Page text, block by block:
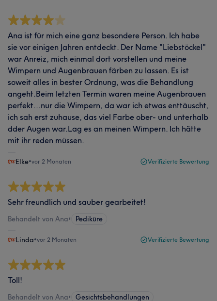
Ana ist für mich eine ganz besondere Person. Ich habe
sie vor einigen Jahren entdeckt. Der Name "Liebstöckel"
war Anreiz, mich einmal dort vorstellen und meine
Wimpern und Augenbrauen färben zu lassen. Es ist
soweit alles in bester Ordnung, was die Behandlung
angeht.Beim letzten Termin waren meine Augenbrauen
perfekt...nur die Wimpern, da war ich etwas enttäuscht,
ich sah erst zuhause, das viel Farbe ober- und unterhalb
dder Augen war.Lag es an meinen Wimpern. Ich hätte
mit ihr reden müssen.
Elke•vor 2 Monaten Verifizierte Bewertung
Sehr freundlich und sauber gearbeitet!
Behandelt von Ana• Pediküre
Linda•vor 2 Monaten Verifizierte Bewertung
Toll!
Behandelt von Ana• Gesichtsbehandlungen